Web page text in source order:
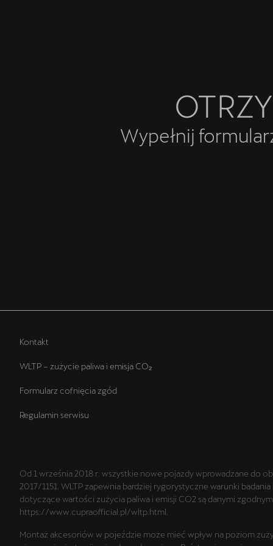
Wypełnij
Kontakt
WLTP – zużycie paliwa i emisja CO₂
Formularz cofnięcia zgód
Regulamin serwisu
Od 1 września 2018 r. wszystkie nowe pojazdy wprowadzane do
2017/1151. WLTP zapewnia bardziej rygorystyczne warunki
dotyczące wartości zużycia paliwa i emisji CO2 są danymi
https://www.cupraofficial.pl/wltp.html.
Montaż akcesoriów w pojeździe może mieć wpływ na poziom